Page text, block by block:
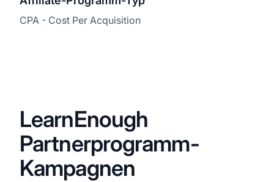
CPA - Cost Per Acquisition
LearnEnough
Partnerprogramm-
Kampagnen